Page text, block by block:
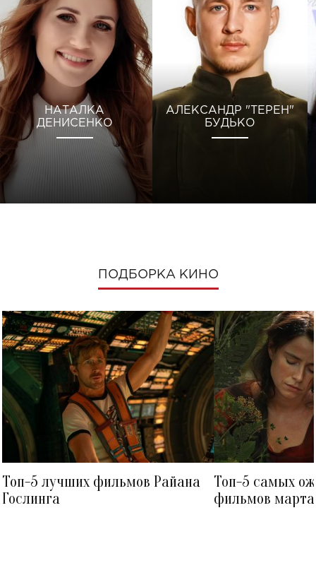
НАТАЛКА
ДЕНИСЕНКО
АЛЕКСАНДР "ТЕРЕН"
БУДЬКО
ПОДБОРКА КИНО
Топ-5 лучших фильмов Райана
Гослинга
Топ-5 самых
фильмов